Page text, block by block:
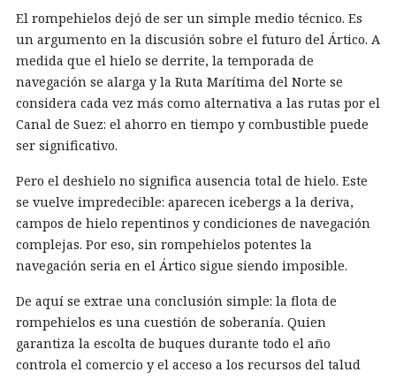
El rompehielos dejó de ser un simple medio técnico. Es
un argumento en la discusión sobre el futuro del Ártico. A
medida que el hielo se derrite, la temporada de
navegación se alarga y la Ruta Marítima del Norte se
considera cada vez más como alternativa a las rutas por el
Canal de Suez: el ahorro en tiempo y combustible puede
ser significativo.
Pero el deshielo no significa ausencia total de hielo. Este
se vuelve impredecible: aparecen icebergs a la deriva,
campos de hielo repentinos y condiciones de navegación
complejas. Por eso, sin rompehielos potentes la
navegación seria en el Ártico sigue siendo imposible.
De aquí se extrae una conclusión simple: la flota de
rompehielos es una cuestión de soberanía. Quien
garantiza la escolta de buques durante todo el año
controla el comercio y el acceso a los recursos del talud